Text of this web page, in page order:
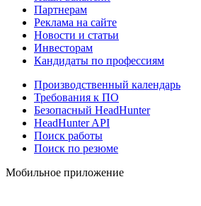
Партнерам
Реклама на сайте
Новости и статьи
Инвесторам
Кандидаты по профессиям
Производственный календарь
Требования к ПО
Безопасный HeadHunter
HeadHunter API
Поиск работы
Поиск по резюме
Мобильное приложение